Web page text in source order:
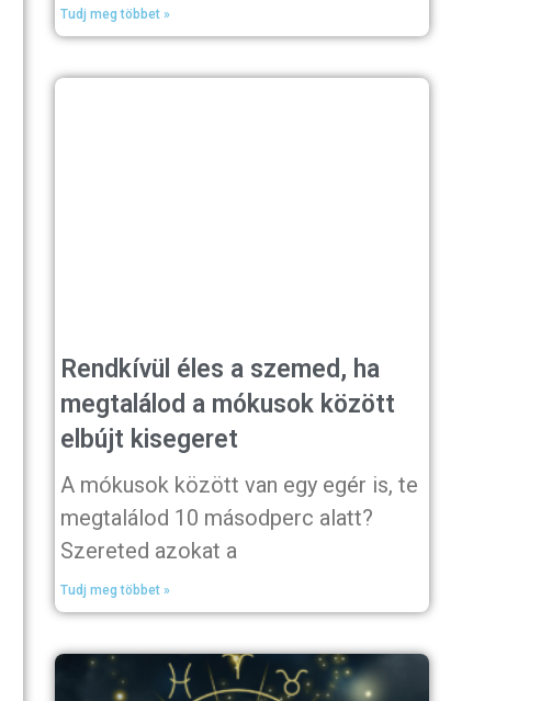
Tudj meg többet »
Rendkívül éles a szemed, ha
megtalálod a mókusok között
elbújt kisegeret
A mókusok között van egy egér is, te
megtalálod 10 másodperc alatt?
Szereted azokat a
Tudj meg többet »